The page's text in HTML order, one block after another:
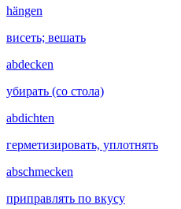
hängen
висеть; вешать
abdecken
убирать (со стола)
abdichten
герметизировать, уплотнять
abschmecken
приправлять по вкусу